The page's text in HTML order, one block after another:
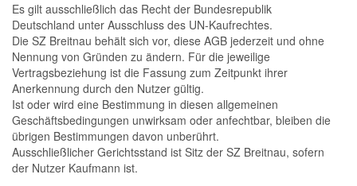
Es gilt ausschließlich das Recht der Bundesrepublik
Deutschland unter Ausschluss des UN-Kaufrechtes.
Die SZ Breitnau behält sich vor, diese AGB jederzeit und ohne
Nennung von Gründen zu ändern. Für die jeweilige
Vertragsbeziehung ist die Fassung zum Zeitpunkt ihrer
Anerkennung durch den Nutzer gültig.
Ist oder wird eine Bestimmung in diesen allgemeinen
Geschäftsbedingungen unwirksam oder anfechtbar, bleiben die
übrigen Bestimmungen davon unberührt.
Ausschließlicher Gerichtsstand ist Sitz der SZ Breitnau, sofern
der Nutzer Kaufmann ist.